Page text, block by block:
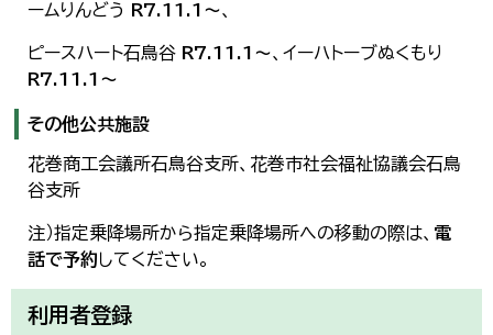
ームりんどう
R7.11.1～、
ピースハート石鳥谷 R7.11.1～、イーハトーブぬくもり
R7.11.1～
その他公共施設
花巻商工会議所石鳥谷支所、花巻市社会福祉協議会石鳥
谷支所
注）指定乗降場所から指定乗降場所への移動の際は、 電
話で予約してください。
利用者登録